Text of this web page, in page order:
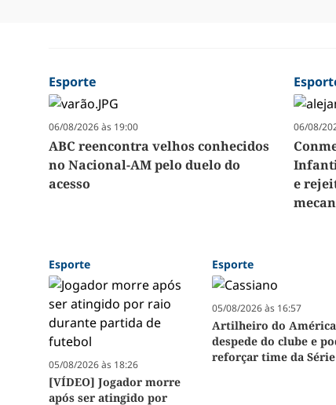
Esporte
06/08/2026 às 19:00
ABC reencontra velhos conhecidos
no Nacional-AM pelo duelo do
acesso
06/08/
e
Esporte
05/08/2026 às 18:26
[VÍDEO] Jogador morre
após ser atingido por
Esporte
05/08/2026 às 16:57
Artilheiro do
despede do clube e
reforçar time da Série